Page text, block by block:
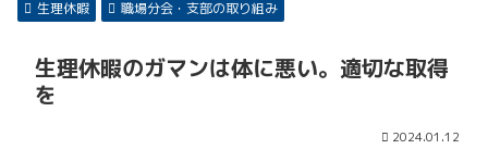
生理休暇 職場分会・支部の取り組み
生理休暇のガマンは体に悪い。適切な取得
を
2024.01.12